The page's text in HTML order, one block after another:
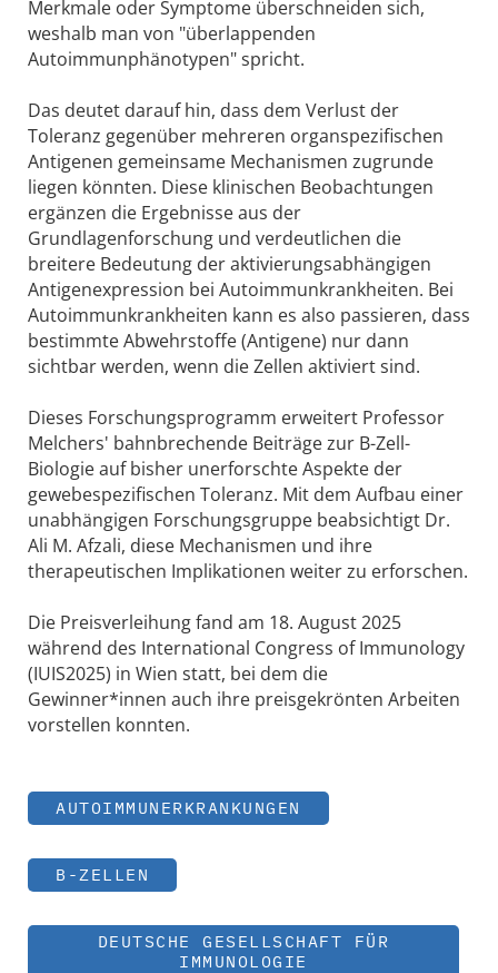
Merkmale oder Symptome überschneiden sich,
weshalb man von "überlappenden
Autoimmunphänotypen" spricht.
Das deutet darauf hin, dass dem Verlust der
Toleranz gegenüber mehreren organspezifischen
Antigenen gemeinsame Mechanismen zugrunde
liegen könnten. Diese klinischen Beobachtungen
ergänzen die Ergebnisse aus der
Grundlagenforschung und verdeutlichen die
breitere Bedeutung der aktivierungsabhängigen
Antigenexpression bei Autoimmunkrankheiten. Bei
Autoimmunkrankheiten kann es also passieren, dass
bestimmte Abwehrstoffe (Antigene) nur dann
sichtbar werden, wenn die Zellen aktiviert sind.
Dieses Forschungsprogramm erweitert Professor
Melchers' bahnbrechende Beiträge zur B-Zell-
Biologie auf bisher unerforschte Aspekte der
gewebespezifischen Toleranz. Mit dem Aufbau einer
unabhängigen Forschungsgruppe beabsichtigt Dr.
Ali M. Afzali, diese Mechanismen und ihre
therapeutischen Implikationen weiter zu erforschen.
Die Preisverleihung fand am 18. August 2025
während des International Congress of Immunology
(IUIS2025) in Wien statt, bei dem die
Gewinner*innen auch ihre preisgekrönten Arbeiten
vorstellen konnten.
AUTOIMMUNERKRANKUNGEN
B-ZELLEN
DEUTSCHE GESELLSCHAFT FÜR
IMMUNOLOGIE